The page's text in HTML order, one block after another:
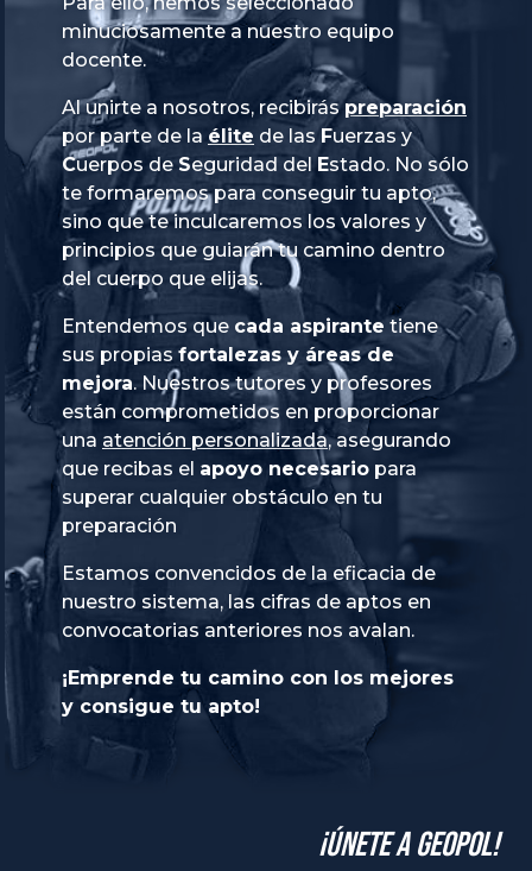
minuciosamente a nuestro equipo
docente.
Al unirte a nosotros, recibiráspreparación
por parte de la élite de las Fuerzas y
Cuerpos de Seguridad del Estado. No sólo
te formaremos para conseguir tu apto,
sino que te inculcaremos los valores y
principios que guiarán tu camino dentro
del cuerpo que elijas.
Entendemos que cada aspirante tiene
sus propias fortalezas y áreas de
mejora. Nuestros tutores y profesores
están comprometidos en proporcionar
una atención personalizada, asegurando
que recibas el apoyo necesario para
superar cualquier obstáculo en tu
preparación
Estamos convencidos de la eficacia de
nuestro sistema, las cifras de aptos en
convocatorias anteriores nos avalan.
¡Emprende tu camino con los mejores
y consigue tu apto!
¡Únete a GeoPol!